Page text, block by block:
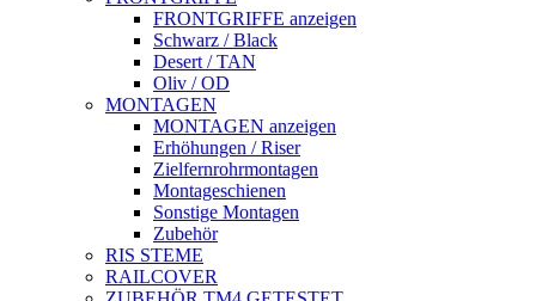
FRONTGRIFFE anzeigen
Schwarz / Black
Desert / TAN
Oliv / OD
MONTAGEN
MONTAGEN anzeigen
Erhöhungen / Riser
Zielfernrohrmontagen
Montageschienen
Sonstige Montagen
Zubehör
RIS STEME
RAILCOVER